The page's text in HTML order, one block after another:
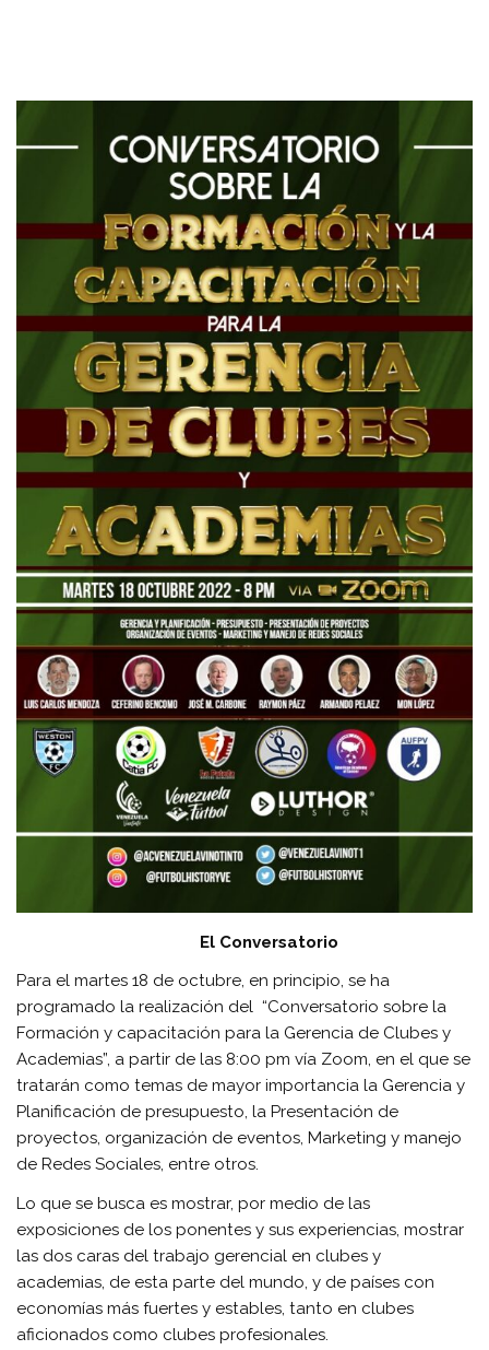
El Conversatorio
Para el martes 18 de octubre, en principio, se ha
programado la realización del “Conversatorio sobre la
Formación y capacitación para la Gerencia de Clubes y
Academias”, a partir de las 8:00 pm vía Zoom, en el que se
tratarán como temas de mayor importancia la Gerencia y
Planificación de presupuesto, la Presentación de
proyectos, organización de eventos, Marketing y manejo
de Redes Sociales, entre otros.
Lo que se busca es mostrar, por medio de las
exposiciones de los ponentes y sus experiencias, mostrar
las dos caras del trabajo gerencial en clubes y
academias, de esta parte del mundo, y de países con
economías más fuertes y estables, tanto en clubes
aficionados como clubes profesionales.